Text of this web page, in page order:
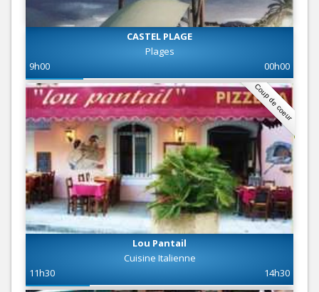
CASTEL PLAGE
Plages
9h00
00h00
Coup de coeur
Lou Pantail
Cuisine Italienne
11h30
14h30